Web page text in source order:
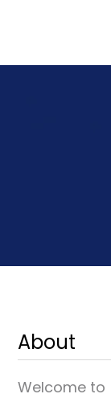
About
Welcome to